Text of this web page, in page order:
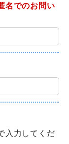
名でのお問い
入力してくだ